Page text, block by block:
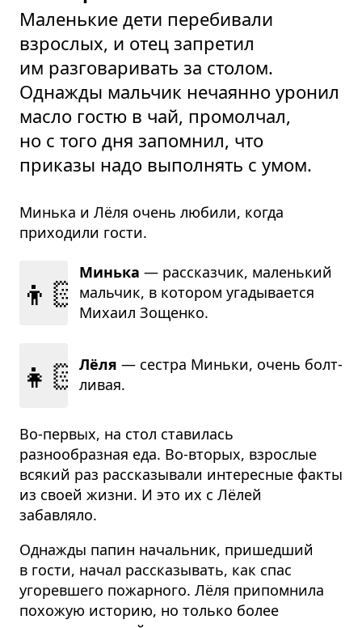
Маленькие дети перебивали
взрослых, и отец запретил
им разговаривать за столом.
Однажды мальчик нечаянно уронил
масло гостю в чай, промолчал,
но с того дня запомнил, что
приказы надо выполнять с умом.
Минька и Лёля очень любили, когда
приходили гости.
👦🏻Минька — рас­сказ­чик, малень­кий
маль­чик, в кото­ром уга­ды­ва­ется
Михаил Зощенко.
👧🏻Лёля — сестра Миньки, очень болт­
ли­вая.
Во-первых, на стол ставилась
разнообразная еда. Во-вторых, взрослые
всякий раз рассказывали интересные факты
из своей жизни. И это их с Лёлей
забавляло.
Однажды папин начальник, пришедший
в гости, начал рассказывать, как спас
угоревшего пожарного. Лёля припомнила
похожую историю, но только более